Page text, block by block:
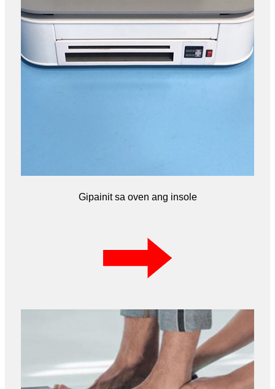
Gipainit sa oven ang insole